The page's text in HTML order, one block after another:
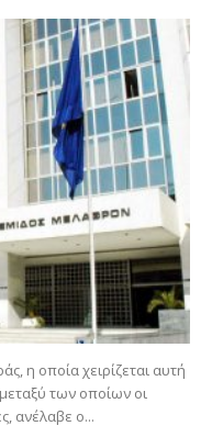
η οποία χειρίζεται αυτή
των οποίων οι
ανέλαβε ο...